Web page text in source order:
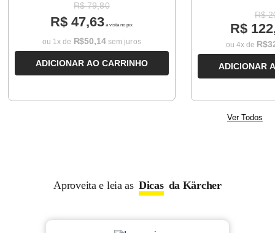
R$ 79,80
R$ 47,63à vista no pix
ou 1x de R$50,14 sem juros
ADICIONAR AO CARRINHO
R$
R$ 122
ou 4x de R$
ADICIONAR
Ver Todos
Aproveita e leia as Dicas da Kärcher